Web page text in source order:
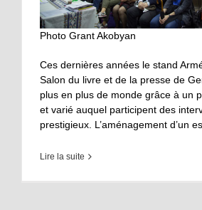
Photo Grant Akobyan
Ces dernières années le stand
Salon du livre et de la presse de
plus en plus de monde grâce à un
et varié auquel participent des
prestigieux. L’aménagement d’un
Lire la suite